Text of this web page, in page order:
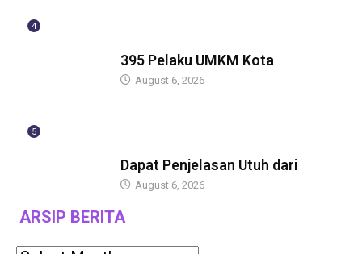
4
395 Pelaku UMKM Kota
August 6, 2026
5
Dapat Penjelasan Utuh dari
August 6, 2026
ARSIP BERITA